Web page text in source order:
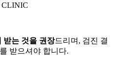
CLINIC
받는 것을 권장드리며, 검진 결
받으셔야 합니다.